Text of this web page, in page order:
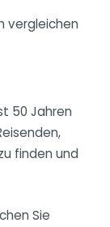
vergleichen
50 Jahren
finden und
Sie